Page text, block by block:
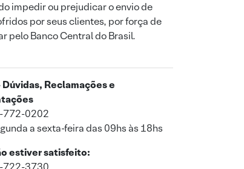
impedir ou prejudicar o envio de
por seus clientes, por força de
pelo Banco Central do Brasil.
Dúvidas, Reclamações e
772-0202
a sexta-feira das 09hs às 18hs
estiver satisfeito: